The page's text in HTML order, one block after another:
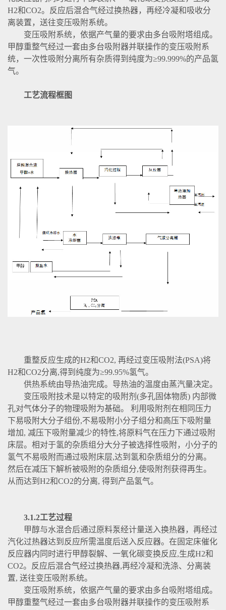
H2和CO2。反应后混合气经过换热器，再经冷凝和吸收分
离装置，送往变压吸附系统。
变压吸附系统，依据产气量的要求由多台吸附塔组成。
甲醇重整气经过一套由多台吸附器并联操作的变压吸附系
统，一次性吸附分离所有杂质得到纯度为≥99.999%的产品氢
气。
工艺流程框图
重整反应生成的H2和CO2, 再经过变压吸附法(PSA)将
H2和CO2分离,得到纯度为≥99.95%氢气。
供热系统由导热油完成。导热油的温度由蒸汽量决定。
变压吸附技术是以特定的吸附剂(多孔固体物质) 内部微
孔对气体分子的物理吸附为基础。 利用吸附剂在相同压力
下易吸附大分子组份,不易吸附小分子组分和高压下吸附量
增加, 减压下吸附量减少的特性,将原料气在压力下通过吸附
床层。相对于氢的杂质组分大分子被选择性吸附，小分子的
氢气不易吸附而通过吸附床层,达到氢和杂质组分的分离。
然后在减压下解析被吸附的杂质组分,使吸附剂获得再生。
从而达到H2和CO2的分离, 得到产品氢气。
3.1.2工艺过程
甲醇与水混合后通过原料泵经计量送入换热器，再经过
汽化过热器达到反应所需温度后送入反应器。在固定床催化
反应器内同时进行甲醇裂解、一氧化碳变换反应,生成H2和
CO2。反应后混合气经过换热器,再经冷凝和洗涤、分离装
置, 送往变压吸附系统。
变压吸附系统，依据产气量的要求由多台吸附塔组成。
甲醇重整气经过一套由多台吸附器并联操作的变压吸附系